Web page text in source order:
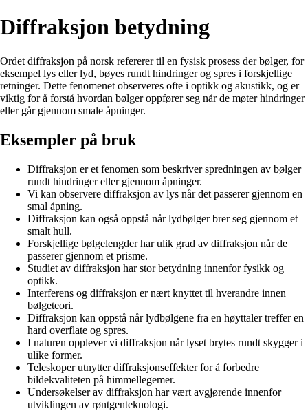
Diffraksjon betydning
Ordet diffraksjon på norsk refererer til en fysisk prosess der bølger, for
eksempel lys eller lyd, bøyes rundt hindringer og spres i forskjellige
retninger. Dette fenomenet observeres ofte i optikk og akustikk, og er
viktig for å forstå hvordan bølger oppfører seg når de møter hindringer
eller går gjennom smale åpninger.
Eksempler på bruk
Diffraksjon er et fenomen som beskriver spredningen av bølger
rundt hindringer eller gjennom åpninger.
Vi kan observere diffraksjon av lys når det passerer gjennom en
smal åpning.
Diffraksjon kan også oppstå når lydbølger brer seg gjennom et
smalt hull.
Forskjellige bølgelengder har ulik grad av diffraksjon når de
passerer gjennom et prisme.
Studiet av diffraksjon har stor betydning innenfor fysikk og
optikk.
Interferens og diffraksjon er nært knyttet til hverandre innen
bølgeteori.
Diffraksjon kan oppstå når lydbølgene fra en høyttaler treffer en
hard overflate og spres.
I naturen opplever vi diffraksjon når lyset brytes rundt skygger i
ulike former.
Teleskoper utnytter diffraksjonseffekter for å forbedre
bildekvaliteten på himmellegemer.
Undersøkelser av diffraksjon har vært avgjørende innenfor
utviklingen av røntgenteknologi.